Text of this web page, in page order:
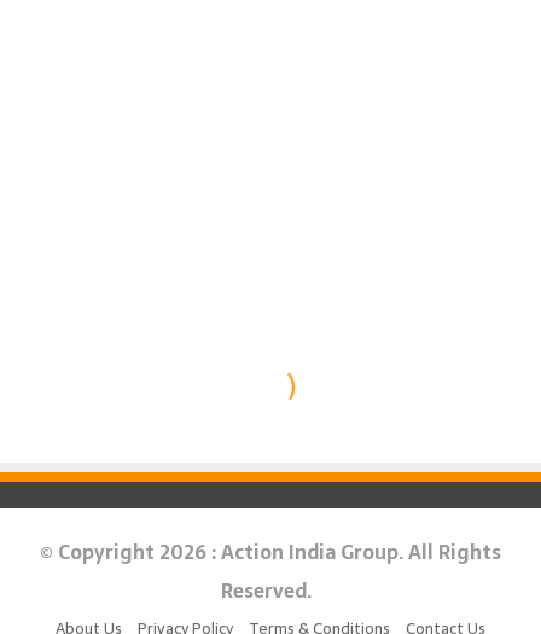
© Copyright 2026 : Action India Group. All Rights
Reserved.